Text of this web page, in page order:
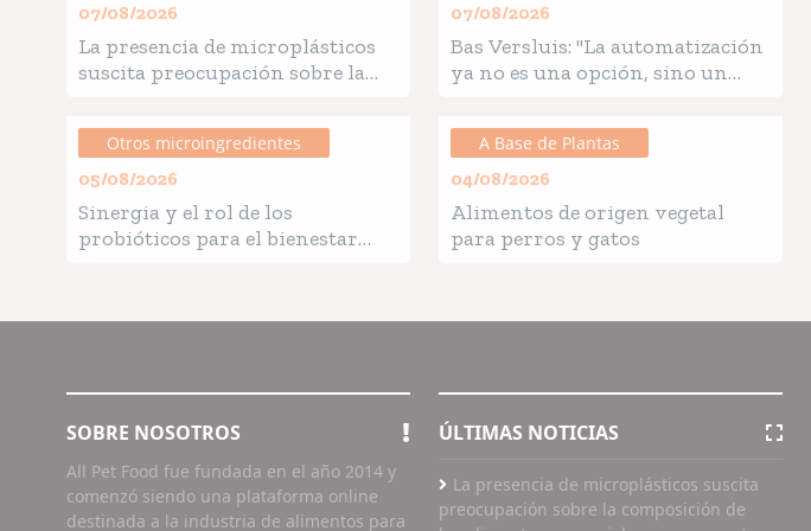
07/08/2026
La presencia de microplásticos
suscita preocupación sobre la
comerciales para mascotas
07/08/2026
Bas Versluis: "La automatización
ya no es una opción, sino un
food"
Otros microingredientes
05/08/2026
Sinergia y el rol de los
probióticos para el bienestar
A Base de Plantas
04/08/2026
Alimentos de origen vegetal
para perros y gatos
SOBRE NOSOTROS
All Pet Food fue fundada en el año 2014 y
comenzó siendo una plataforma online
destinada a la industria de alimentos para
ÚLTIMAS NOTICIAS
La presencia de microplásticos suscita
preocupación sobre la composición de